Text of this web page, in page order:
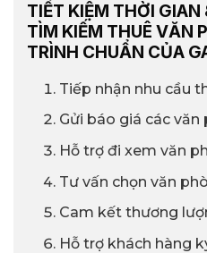
TIẾT KIỆM THỜI GIAN
TÌM KIẾM THUÊ VĂN
TRÌNH CHUẨN CỦA
Tiếp nhận nhu cầu
Gửi báo giá các văn
Hỗ trợ đi xem văn
Tư vấn chọn văn
Cam kết thương
Hỗ trợ khách hàng